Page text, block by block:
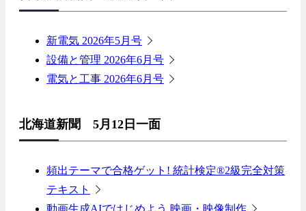
新電気 2026年5月号
設備と管理 2026年6月号
電気と工事 2026年6月号
北海道新聞 5月12日一面
頻出テーマで合格ゲット! 統計検定®2級完全対策
テキスト